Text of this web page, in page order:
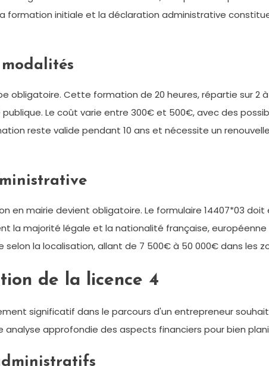
formation initiale et la déclaration administrative
obligatoire. Cette formation de 20 heures, répartie sur 2
Le coût varie entre 300€ et 500€, avec des
reste valide pendant 10 ans et nécessite un
en mairie devient obligatoire. Le formulaire 14407*03
la majorité légale et la nationalité française,
la localisation, allant de 7 500€ à 50 000€ dans les
de la licence 4
significatif dans le parcours d'un entrepreneur
approfondie des aspects financiers pour bien